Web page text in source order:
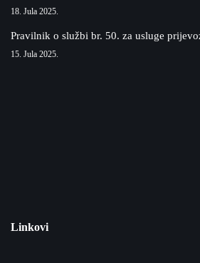
18. Jula 2025.
Pravilnik o službi br. 50. za usluge
15. Jula 2025.
Linkovi